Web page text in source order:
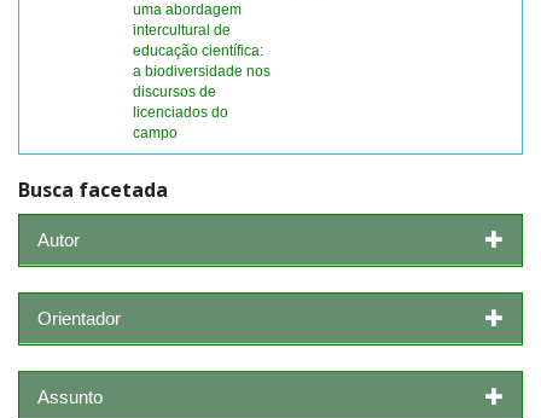
uma abordagem
intercultural de
educação científica:
a biodiversidade nos
discursos de
licenciados do
campo
Busca facetada
Autor
Orientador
Assunto